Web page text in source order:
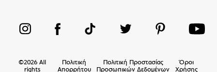
©2026 All
rights
Πολιτική
Απορρήτου
Πολιτική Προστασίας
Προσωπικών Δεδομένων
Όροι
Χρήσης